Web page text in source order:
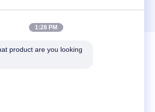
1:28 PM
product are you looking